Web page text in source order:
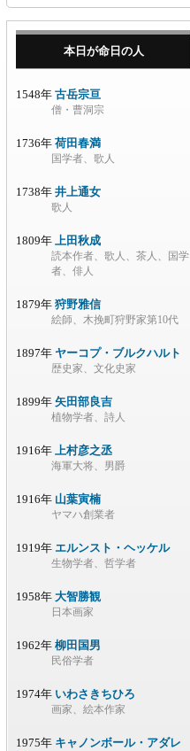
本日が命日の人
1548年 古岳宗亘
僧・曹洞宗
1736年 荷田春満
国学者、歌人
1738年 井上通女
歌人
1809年 上田秋成
読本作者、歌人、茶人、国学
者、俳人
1879年 狩野雅信
絵師、木挽町狩野家第10代
1897年 ヤーコプ・ブルクハルト
歴史家、文化史家
1899年 矢田部良吉
植物学者、詩人
1916年 上村彦之丞
海軍大将、男爵
1916年 山葉寅楠
ヤマハ創業者
1919年 エルンスト・ヘッケル
生物学者、哲学者
1958年 大智勝観
日本画家
1962年 柳田国男
民俗学者
1974年 いわさきちひろ
画家、絵本作家
1975年 キャノンボール・アダレ